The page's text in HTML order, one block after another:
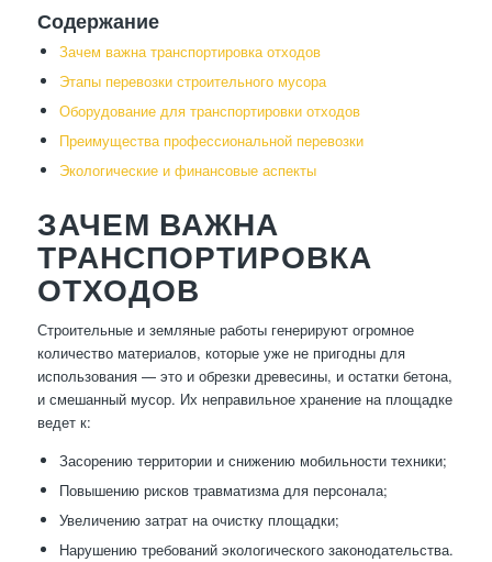
Содержание
Зачем важна транспортировка отходов
Этапы перевозки строительного мусора
Оборудование для транспортировки отходов
Преимущества профессиональной перевозки
Экологические и финансовые аспекты
ЗАЧЕМ ВАЖНА
ТРАНСПОРТИРОВКА
ОТХОДОВ
Строительные и земляные работы генерируют огромное
количество материалов, которые уже не пригодны для
использования — это и обрезки древесины, и остатки бетона,
и смешанный мусор. Их неправильное хранение на площадке
ведет к:
Засорению территории и снижению мобильности техники;
Повышению рисков травматизма для персонала;
Увеличению затрат на очистку площадки;
Нарушению требований экологического законодательства.